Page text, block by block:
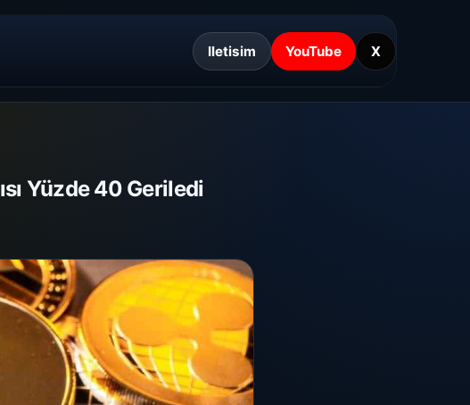
Iletisim YouTube X
Yüzde 40 Geriledi